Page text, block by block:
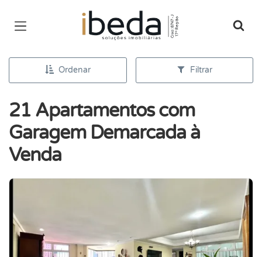
Página inicial
Ordenar Filtrar
21 Apartamentos com
Garagem Demarcada à
Venda